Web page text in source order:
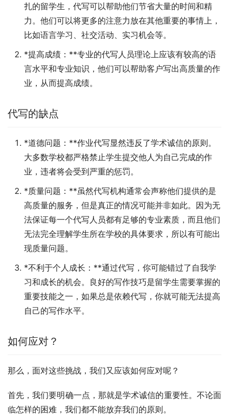
扎的留学生，代写可以帮助他们节省大量的时间和精
力。他们可以将更多的注意力放在其他重要的事情上，
比如语言学习、社交活动、实习机会等。
*提高成绩：**专业的代写人员理论上应该有较高的语
言水平和专业知识，他们可以帮助客户写出高质量的作
业，从而提高成绩。
代写的缺点
*道德问题：**作业代写显然违反了学术诚信的原则。
大多数学校都严格禁止学生提交他人为自己完成的作
业，违者将会受到严重的惩罚。
*质量问题：**虽然代写机构通常会声称他们提供的是
高质量的服务，但是真正的情况可能并非如此。因为无
法保证每一个代写人员都有足够的专业素质，而且他们
无法完全理解学生所在学校的具体要求，所以有可能出
现质量问题。
*不利于个人成长：**通过代写，你可能错过了自我学
习和成长的机会。良好的写作技巧是留学生需要掌握的
重要技能之一，如果总是依赖代写，你就可能无法提高
自己的写作水平。
如何应对？
那么，面对这些挑战，我们又应该如何应对呢？
首先，我们要明确一点，那就是学术诚信的重要性。不论面
临怎样的困难，我们都不能放弃我们的原则。